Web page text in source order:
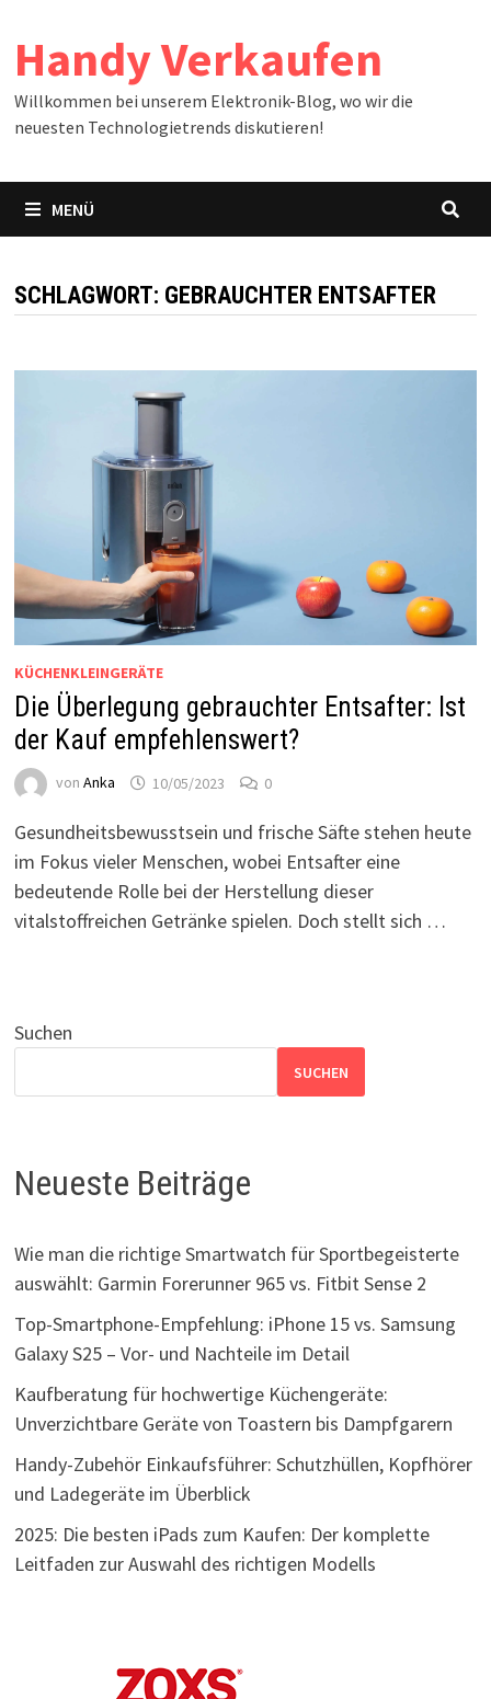
Inhalt
springen
Handy Verkaufen
Willkommen bei unserem Elektronik-Blog, wo wir die
neuesten Technologietrends diskutieren!
MENÜ
SCHLAGWORT: GEBRAUCHTER ENTSAFTER
KÜCHENKLEINGERÄTE
Die Überlegung gebrauchter Entsafter: Ist
der Kauf empfehlenswert?
von Anka 10/05/2023 0
Gesundheitsbewusstsein und frische Säfte stehen heute
im Fokus vieler Menschen, wobei Entsafter eine
bedeutende Rolle bei der Herstellung dieser
vitalstoffreichen Getränke spielen. Doch stellt sich …
Suchen
SUCHEN
Neueste Beiträge
Wie man die richtige Smartwatch für Sportbegeisterte
auswählt: Garmin Forerunner 965 vs. Fitbit Sense 2
Top-Smartphone-Empfehlung: iPhone 15 vs. Samsung
Galaxy S25 – Vor- und Nachteile im Detail
Kaufberatung für hochwertige Küchengeräte:
Unverzichtbare Geräte von Toastern bis Dampfgarern
Handy-Zubehör Einkaufsführer: Schutzhüllen, Kopfhörer
und Ladegeräte im Überblick
2025: Die besten iPads zum Kaufen: Der komplette
Leitfaden zur Auswahl des richtigen Modells